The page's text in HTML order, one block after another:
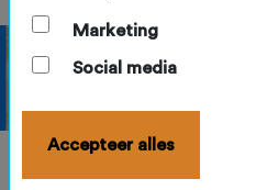
Marketing
Social media
Accepteer alles